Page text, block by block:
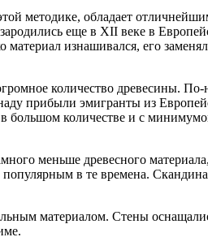
методике, обладает
еще в XII веке в
материал изнашивался, его
количество древесины.
прибыли эмигранты из
большом количестве и с
меньше древесного
популярным в те времена.
материалом. Стены